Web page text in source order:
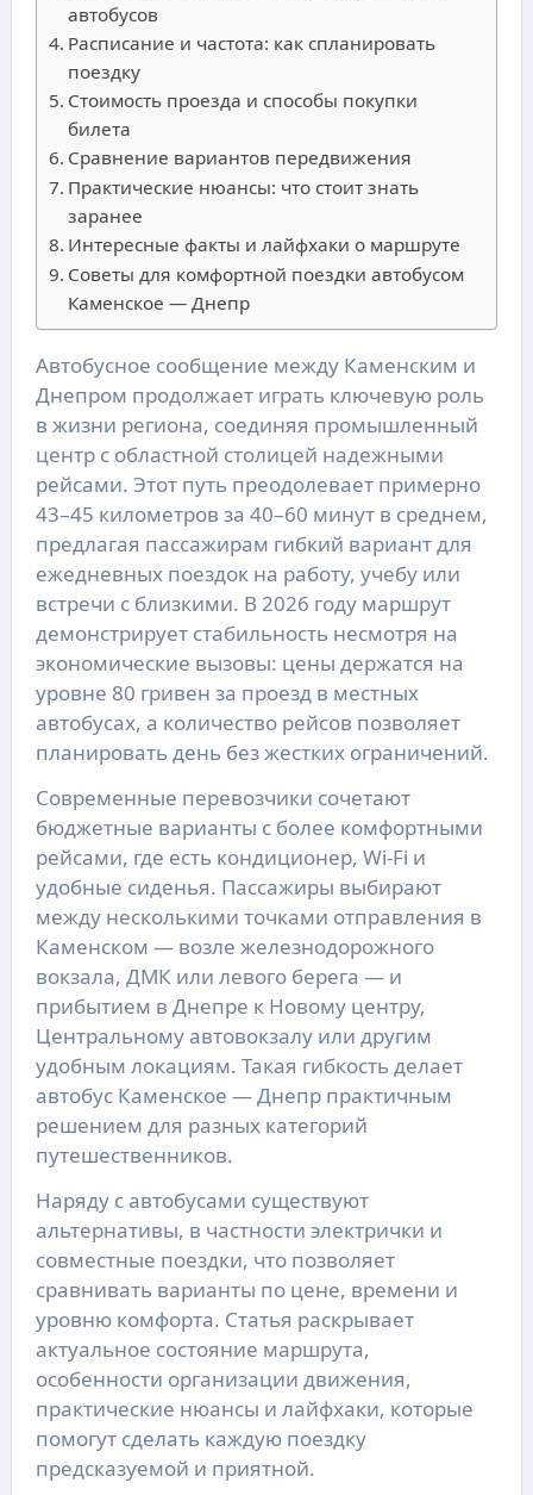
автобусов
Расписание и частота: как спланировать
поездку
Стоимость проезда и способы покупки
билета
Сравнение вариантов передвижения
Практические нюансы: что стоит знать
заранее
Интересные факты и лайфхаки о маршруте
Советы для комфортной поездки автобусом
Каменское — Днепр
Автобусное сообщение между Каменским и
Днепром продолжает играть ключевую роль
в жизни региона, соединяя промышленный
центр с областной столицей надежными
рейсами. Этот путь преодолевает примерно
43–45 километров за 40–60 минут в среднем,
предлагая пассажирам гибкий вариант для
ежедневных поездок на работу, учебу или
встречи с близкими. В 2026 году маршрут
демонстрирует стабильность несмотря на
экономические вызовы: цены держатся на
уровне 80 гривен за проезд в местных
автобусах, а количество рейсов позволяет
планировать день без жестких ограничений.
Современные перевозчики сочетают
бюджетные варианты с более комфортными
рейсами, где есть кондиционер, Wi-Fi и
удобные сиденья. Пассажиры выбирают
между несколькими точками отправления в
Каменском — возле железнодорожного
вокзала, ДМК или левого берега — и
прибытием в Днепре к Новому центру,
Центральному автовокзалу или другим
удобным локациям. Такая гибкость делает
автобус Каменское — Днепр практичным
решением для разных категорий
путешественников.
Наряду с автобусами существуют
альтернативы, в частности электрички и
совместные поездки, что позволяет
сравнивать варианты по цене, времени и
уровню комфорта. Статья раскрывает
актуальное состояние маршрута,
особенности организации движения,
практические нюансы и лайфхаки, которые
помогут сделать каждую поездку
предсказуемой и приятной.